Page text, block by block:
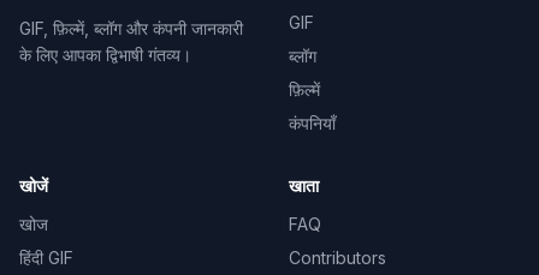
GIF, फ़िल्में, ब्लॉग और कंपनी जानकारी
के लिए आपका द्विभाषी गंतव्य।
GIF
ब्लॉग
फ़िल्में
कंपनियाँ
खोजें
खोज
हिंदी GIF
खाता
FAQ
Contributors